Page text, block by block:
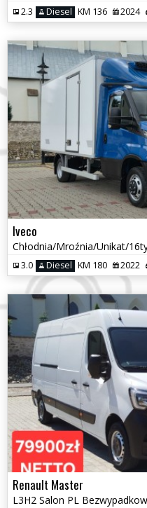
2.3 Diesel KM 136 2024
Iveco
3.0 Diesel KM 180 2022
Renault Master